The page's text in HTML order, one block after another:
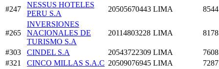
#247
NESSUS HOTELES
PERU S.A
20505670443 LIMA
#265
INVERSIONES
NACIONALES DE
TURISMO S.A
20114803228 LIMA
#303 CINDEL S.A 20543722309 LIMA
#321
CINCO MILLAS S.A.C 20509076945 LIMA